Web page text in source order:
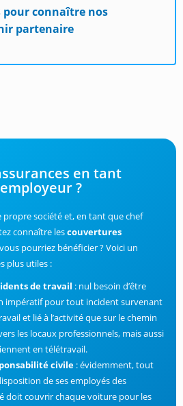
pour connaître nos
partenaire
en tant
?
propre société et, en tant que chef
connaître lescouvertures
pourriez bénéficier ? Voici un
plus utiles :
de travail : nul besoin d’être
impératif pour tout incident survenant
et lié à l’activité que sur le chemin
les locaux professionnels, mais aussi
en télétravail.
civile : évidemment, tout
de ses employés des
doit couvrir chaque voiture pour les